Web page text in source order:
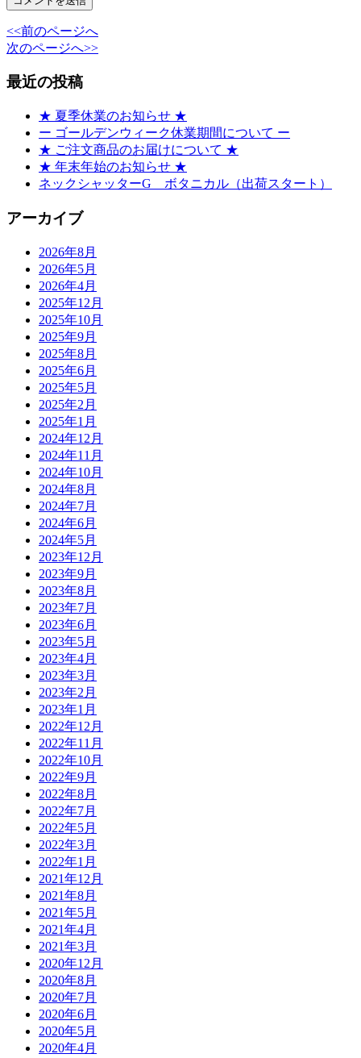
<<前のページへ
次のページへ>>
最近の投稿
★ 夏季休業のお知らせ ★
ー ゴールデンウィーク休業期間について ー
★ ご注文商品のお届けについて ★
★ 年末年始のお知らせ ★
ネックシャッターG ボタニカル（出荷スタート）
アーカイブ
2026年8月
2026年5月
2026年4月
2025年12月
2025年10月
2025年9月
2025年8月
2025年6月
2025年5月
2025年2月
2025年1月
2024年12月
2024年11月
2024年10月
2024年8月
2024年7月
2024年6月
2024年5月
2023年12月
2023年9月
2023年8月
2023年7月
2023年6月
2023年5月
2023年4月
2023年3月
2023年2月
2023年1月
2022年12月
2022年11月
2022年10月
2022年9月
2022年8月
2022年7月
2022年5月
2022年3月
2022年1月
2021年12月
2021年8月
2021年5月
2021年4月
2021年3月
2020年12月
2020年8月
2020年7月
2020年6月
2020年5月
2020年4月